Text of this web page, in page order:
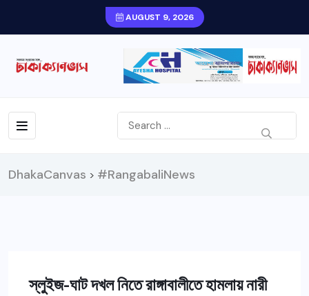
AUGUST 9, 2026
DhakaCanvas > #RangabaliNews
স্লুইজ-ঘাট দখল নিতে রাঙ্গাবালীতে হামলায় নারী